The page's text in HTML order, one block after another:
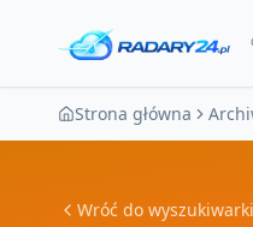
Strona główna
Wróć do wyszukiwarki